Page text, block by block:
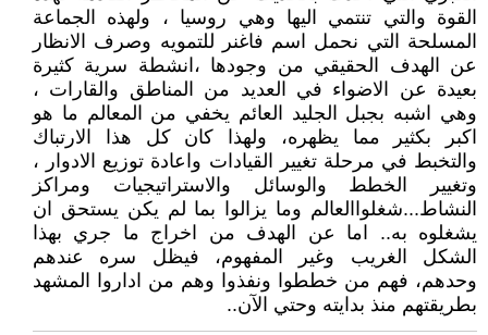
القوة والتي تنتمي اليها وهي روسيا ، ولهذه الجماعة
المسلحة التي نحمل اسم فاغنر للتمويه وصرف الانظار
عن الهدف الحقيقي من وجودها ،انشطة سرية كثيرة
بعيدة عن الاضواء في العديد من المناطق والقارات ،
وهي اشبه بجبل الجليد العائم يخفي من المعالم ما هو
اكبر بكثير مما يظهره، ولهذا كان كل هذا الارتباك
والتخبط في مرحلة تغيير القيادات واعادة توزيع الادوار ،
وتغيير الخطط والوسائل والاستراتيجيات ومراكز
النشاط...شغلواالعالم وما يزالوا بما لم يكن يستحق ان
يشغلوه به.. اما عن الهدف من اخراج ما جري بهذا
الشكل الغريب وغير المفهوم، فيظل سره عندهم
وحدهم، فهم من خططوا ونفذوا وهم من اداروا المشهد
بطريقتهم منذ بدايته وحتي الآن..